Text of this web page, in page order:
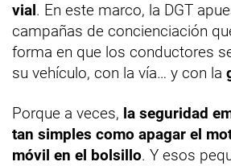
vial. En este marco, la DGT
campañas de concienciación
forma en que los conductores
su vehículo, con la vía… y con la
Porque a veces, la seguridad
tan simples como apagar el
móvil en el bolsillo. Y esos